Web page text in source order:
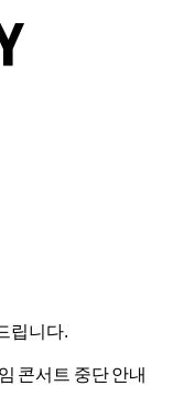
립니다.
콘서트 중단 안내